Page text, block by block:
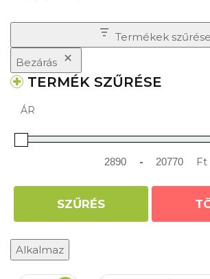
Termékek szűrése
Bezárás
TERMÉK SZŰRÉSE
ÁR
- Ft
SZŰRÉS
Alkalmaz